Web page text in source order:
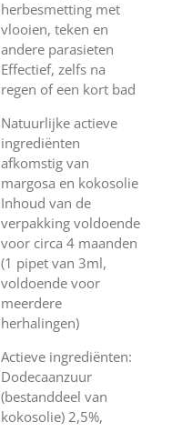
herbesmetting met
vlooien, teken en
andere parasieten
Effectief, zelfs na
regen of een kort bad
Natuurlijke actieve
ingrediënten
afkomstig van
margosa en kokosolie
Inhoud van de
verpakking voldoende
voor circa 4 maanden
(1 pipet van 3ml,
voldoende voor
meerdere
herhalingen)
Actieve ingrediënten:
Dodecaanzuur
(bestanddeel van
kokosolie) 2,5%,